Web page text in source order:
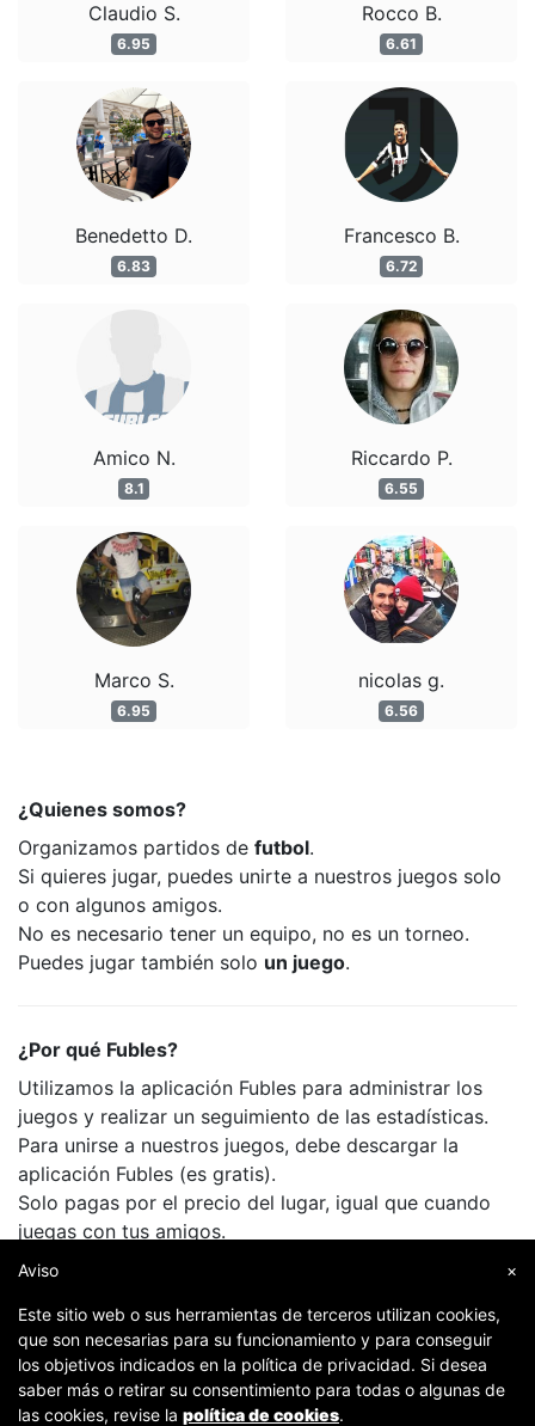
Claudio S.
6.95
Benedetto D.
6.83
Amico N.
8.1
Marco S.
6.95
Rocco B.
6.61
Francesco B.
6.72
Riccardo P.
6.55
nicolas g.
6.56
¿Quienes somos?
Organizamos partidos de futbol.
Si quieres jugar, puedes unirte a nuestros juegos solo
o con algunos amigos.
No es necesario tener un equipo, no es un torneo.
Puedes jugar también solo un juego.
¿Por qué Fubles?
Utilizamos la aplicación Fubles para administrar los
juegos y realizar un seguimiento de las estadísticas.
Para unirse a nuestros juegos, debe descargar la
aplicación Fubles (es gratis).
Solo pagas por el precio del lugar, igual que cuando
juegas con tus amigos.
×
Aviso
Este sitio web o sus herramientas de terceros utilizan cookies,
que son necesarias para su funcionamiento y para conseguir
los objetivos indicados en la política de privacidad. Si desea
saber más o retirar su consentimiento para todas o algunas de
las cookies, revise la política de cookies.